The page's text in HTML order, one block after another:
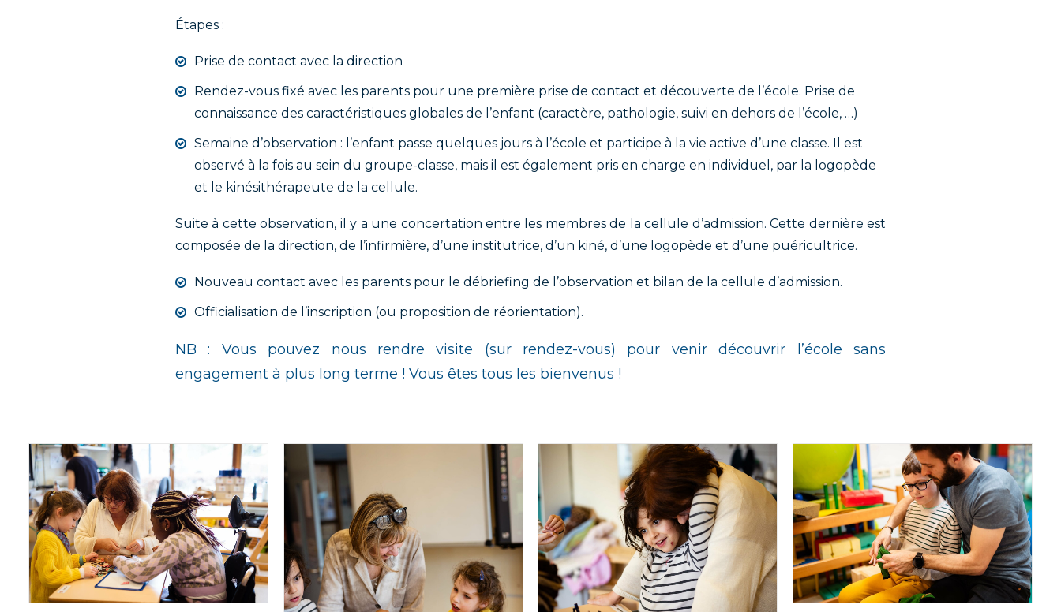
Étapes :
Prise de contact avec la direction
Rendez-vous fixé avec les parents pour une première prise de contact et découverte de l’école. Prise de
connaissance des caractéristiques globales de l’enfant (caractère, pathologie, suivi en dehors de l’école, …)
Semaine d’observation : l’enfant passe quelques jours à l’école et participe à la vie active d’une classe. Il est
observé à la fois au sein du groupe-classe, mais il est également pris en charge en individuel, par la logopède
et le kinésithérapeute de la cellule.
Suite à cette observation, il y a une concertation entre les membres de la cellule d’admission. Cette dernière est
composée de la direction, de l’infirmière, d’une institutrice, d’un kiné, d’une logopède et d’une puéricultrice.
Nouveau contact avec les parents pour le débriefing de l’observation et bilan de la cellule d’admission.
Officialisation de l’inscription (ou proposition de réorientation).
NB : Vous pouvez nous rendre visite (sur rendez-vous) pour venir découvrir l’école sans
engagement à plus long terme ! Vous êtes tous les bienvenus !